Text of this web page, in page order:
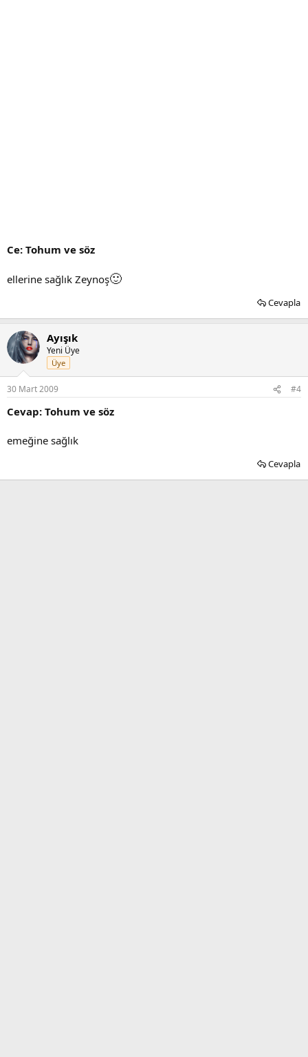
Ce: Tohum ve söz
ellerine sağlık Zeynoş🙂
Cevapla
Ayışık
Yeni Üye
Üye
30 Mart 2009 #4
Cevap: Tohum ve söz
emeğine sağlık
Cevapla